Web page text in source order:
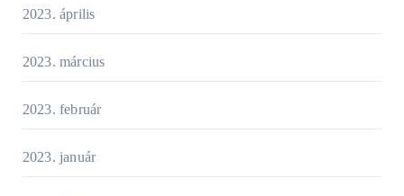
2023. április
2023. március
2023. február
2023. január